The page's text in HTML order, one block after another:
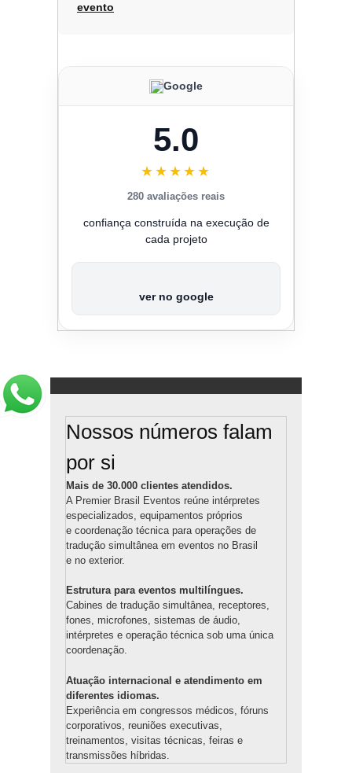
evento
Google
5.0
★★★★★
280 avaliações reais
confiança construída na execução de
cada projeto
ver no google
Nossos números falam
por si
Mais de 30.000 clientes atendidos.
A Premier Brasil Eventos reúne intérpretes
especializados, equipamentos próprios
e coordenação técnica para operações de
tradução simultânea em eventos no Brasil
e no exterior.
Estrutura para eventos multilíngues.
Cabines de tradução simultânea, receptores,
fones, microfones, sistemas de áudio,
intérpretes e operação técnica sob uma única
coordenação.
Atuação internacional e atendimento em
diferentes idiomas.
Experiência em congressos médicos, fóruns
corporativos, reuniões executivas,
treinamentos, visitas técnicas, feiras e
transmissões híbridas.